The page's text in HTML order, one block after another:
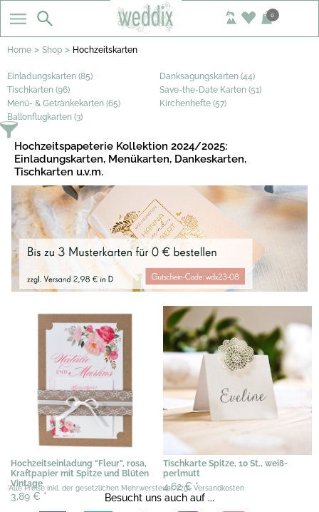
0
Home > Shop > Hochzeitskarten
Einladungskarten (85)
Danksagungskarten (44)
Tischkarten (96)
Save-the-Date Karten (51)
Menü- & Getränkekarten (65)
Kirchenhefte (57)
Ballonflugkarten (3)
Hochzeitspapeterie Kollektion 2024/2025:
Einladungskarten, Menükarten, Dankeskarten,
Tischkarten u.v.m.
Hochzeitseinladung "Fleur", rosa,
Kraftpapier mit Spitze und Blüten
Vintage
3,89 € *
Tischkarte Spitze, 10 St., weiß-
perlmutt
4,62 €*
*Alle Preise inkl. der gesetzlichen Mehrwersteuer, zzgl. Versandkosten
Besucht uns auch auf ...